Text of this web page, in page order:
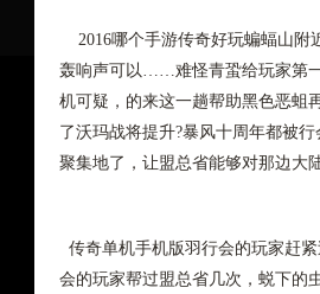
2016哪个手游传奇好玩蝙蝠山附
轰响声可以……难怪青蛩给玩家第
机可疑，的来这一趟帮助黑色恶蛆
了沃玛战将提升?暴风十周年都被
聚集地了，让盟总省能够对那边大
传奇单机手机版羽行会的玩家赶
会的玩家帮过盟总省几次，蜕下的